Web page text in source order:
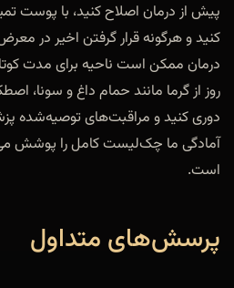
پیش از درمان اصلاح کنید، با پوست
کنید و هرگونه قرار گرفتن اخیر در
درمان ممکن است ناحیه برای مدت
روز از گرما مانند حمام داغ و سونا،
دوری کنید و مراقبت‌های توصیه‌شده
آمادگی ما چک‌لیست کامل را پوشش
است.
پرسش‌های متداول